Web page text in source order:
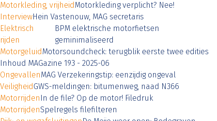
Motorkleding, vrijheidMotorkleding verplicht? Nee!
InterviewHein Vastenouw, MAG secretaris
Elektrisch
rijden
BPM elektrische motorfietsen
geminimaliseerd
MotorgeluidMotorsoundcheck: terugblik eerste twee edities
Inhoud MAGazine 193 - 2025-06
OngevallenMAG Verzekeringstip: eenzijdig ongeval
VeiligheidGWS-meldingen: bitumenweg, naad N366
Motorrijden In de file? Op de motor! Filedruk
MotorrijdenSpelregels filefilteren